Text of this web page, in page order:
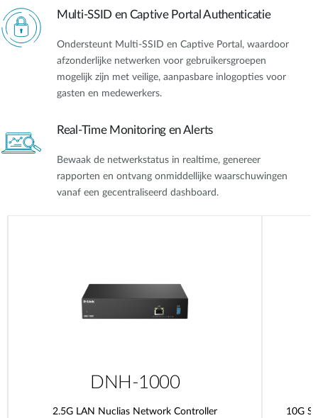
Multi-SSID en Captive Portal Authenticatie
Ondersteunt Multi-SSID en Captive Portal, waardoor
afzonderlijke netwerken voor gebruikersgroepen
mogelijk zijn met veilige, aanpasbare inlogopties voor
gasten en medewerkers.
Real-Time Monitoring en Alerts
Bewaak de netwerkstatus in realtime, genereer
rapporten en ontvang onmiddellijke waarschuwingen
vanaf een gecentraliseerd dashboard.
DNH-1000
2.5G LAN Nuclias Network Controller 10G